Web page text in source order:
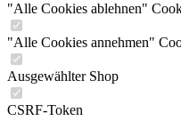
"Alle Cookies ablehnen"
"Alle Cookies annehmen"
Ausgewählter Shop
CSRF-Token